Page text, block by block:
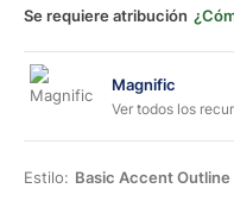
Se requiere atribución
Magnific
Ver todos los
Estilo: Basic Accent Outline